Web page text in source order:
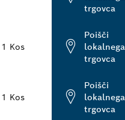
trgovca
1 Kos
Poišči
lokalnega
trgovca
1 Kos
Poišči
lokalnega
trgovca